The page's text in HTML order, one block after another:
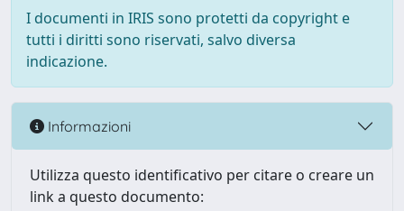
I documenti in IRIS sono protetti da copyright e
tutti i diritti sono riservati, salvo diversa
indicazione.
Informazioni
Utilizza questo identificativo per citare o creare un
link a questo documento: